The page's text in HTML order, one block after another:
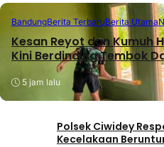
BandungBerita TerbaruBerita Utama
Kesan Reyot dan Kumuh
Kini Berdinding Tembok
5 jam lalu
Polsek Ciwidey
Kecelakaan